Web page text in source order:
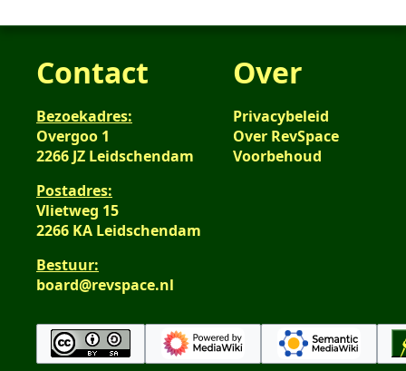
n
t
i
g
e
v
a
t
t
i
n
Contact
Bezoekadres:
Overgoo 1
2266 JZ Leidschendam
Postadres:
Vlietweg 15
2266 KA Leidschendam
Bestuur:
board@revspace.nl
Over
Privacybeleid
Over RevSpace
Voorbehoud